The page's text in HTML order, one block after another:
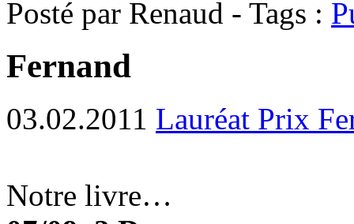
Posté par Renaud - Tags :
Fernand
03.02.2011 Lauréat Prix
Notre livre…